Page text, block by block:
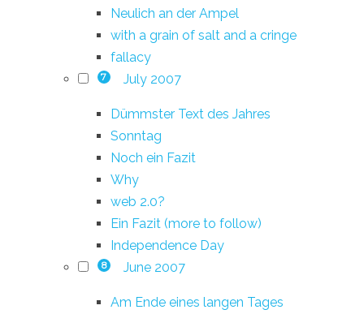
Neulich an der Ampel
with a grain of salt and a cringe
fallacy
7 July 2007
Dümmster Text des Jahres
Sonntag
Noch ein Fazit
Why
web 2.0?
Ein Fazit (more to follow)
Independence Day
8 June 2007
Am Ende eines langen Tages